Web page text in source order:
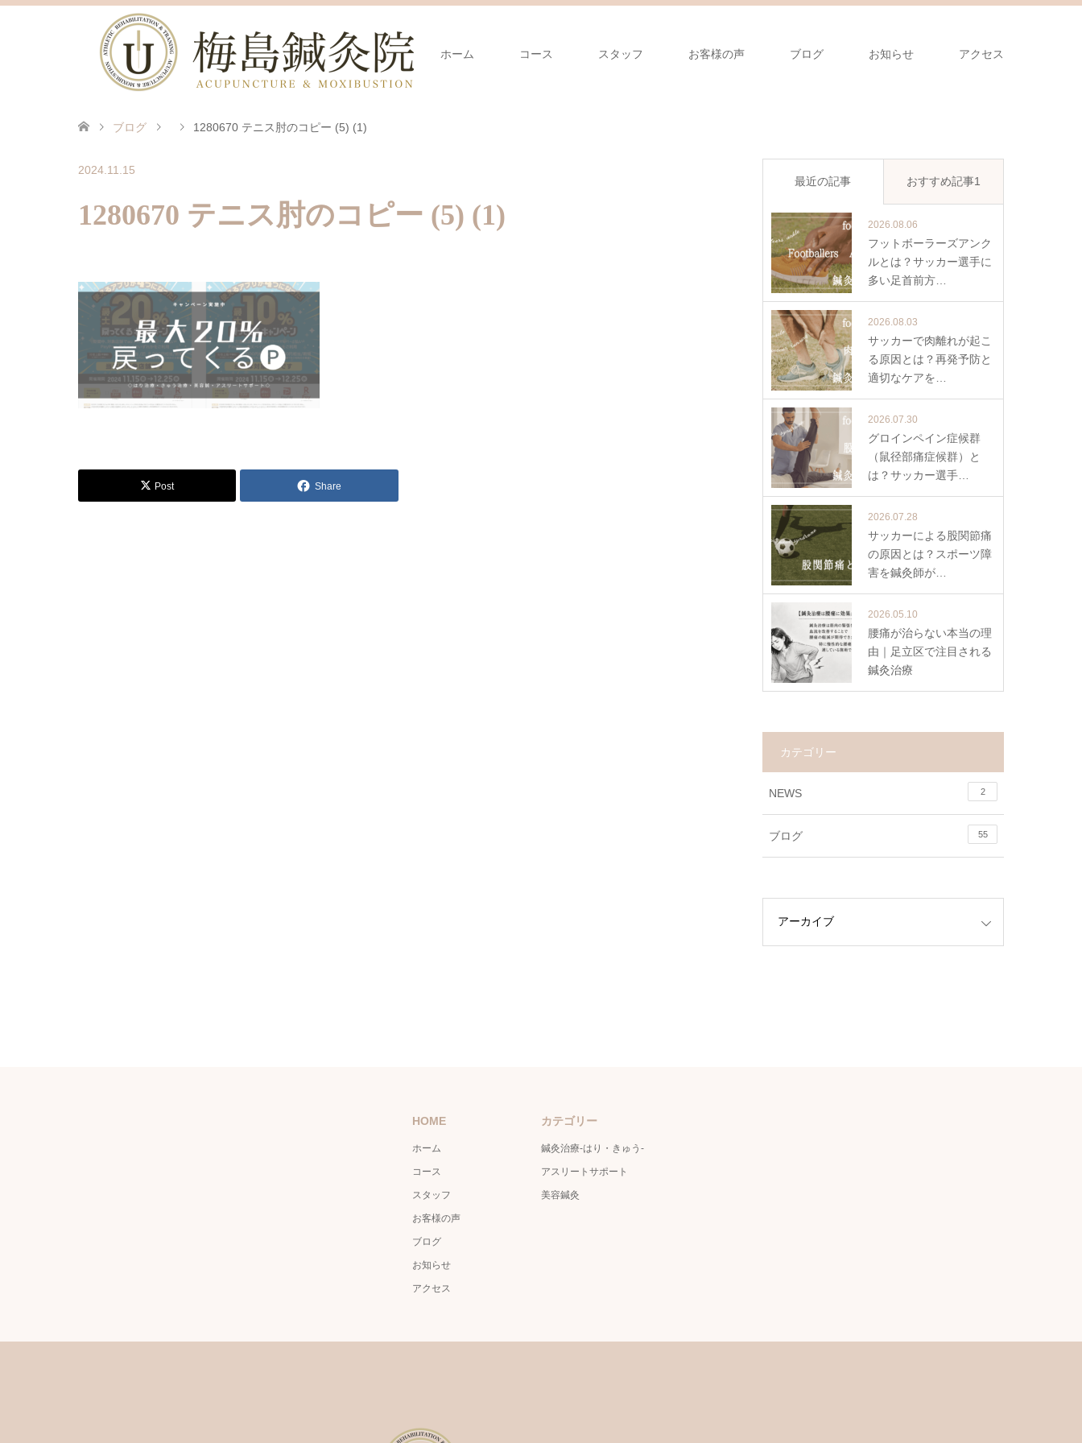
ホーム コース スタッフ お客様の声 ブログ お知らせ アクセス
ブログ 1280670 テニス肘のコピー (5) (1)
2024.11.15
1280670 テニス肘のコピー (5) (1)
Post Share
最近の記事 おすすめ記事1
2026.08.06
フットボーラーズアンク
ルとは？サッカー選手に
多い足首前方…
2026.08.03
サッカーで肉離れが起こ
る原因とは？再発予防と
適切なケアを…
2026.07.30
グロインペイン症候群
（鼠径部痛症候群）と
は？サッカー選手…
2026.07.28
サッカーによる股関節痛
の原因とは？スポーツ障
害を鍼灸師が…
2026.05.10
腰痛が治らない本当の理
由｜足立区で注目される
鍼灸治療
カテゴリー
NEWS 2
ブログ 55
HOME
ホーム
コース
スタッフ
お客様の声
ブログ
お知らせ
アクセス
カテゴリー
鍼灸治療-はり・きゅう-
アスリートサポート
美容鍼灸